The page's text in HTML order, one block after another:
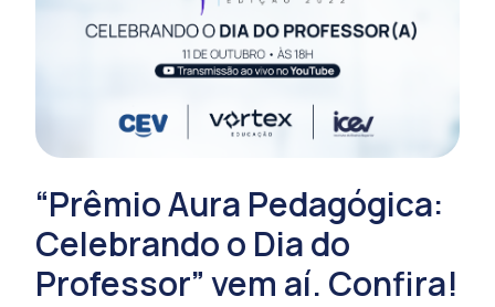
“Prêmio Aura Pedagógica:
Celebrando o Dia do
Professor” vem aí. Confira!